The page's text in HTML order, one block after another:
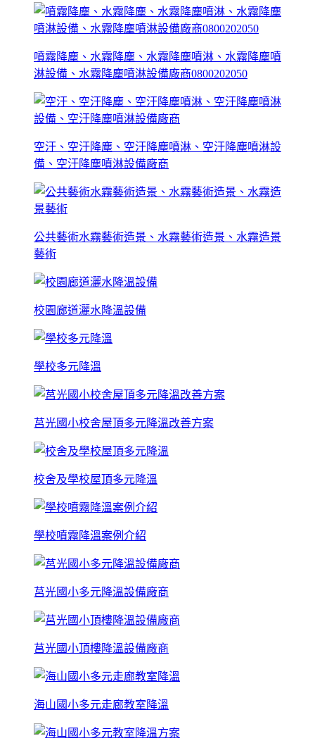
噴霧降塵、水霧降塵、水霧降塵噴淋、水霧降塵噴
淋設備、水霧降塵噴淋設備廠商0800202050
空汙、空汙降塵、空汙降塵噴淋、空汙降塵噴淋設
備、空汙降塵噴淋設備廠商
公共藝術水霧藝術造景、水霧藝術造景、水霧造景
藝術
校園廊道灑水降溫設備
學校多元降溫
莒光國小校舍屋頂多元降溫改善方案
校舍及學校屋頂多元降溫
學校噴霧降溫案例介紹
莒光國小多元降溫設備廠商
莒光國小頂樓降溫設備廠商
海山國小多元走廊教室降溫